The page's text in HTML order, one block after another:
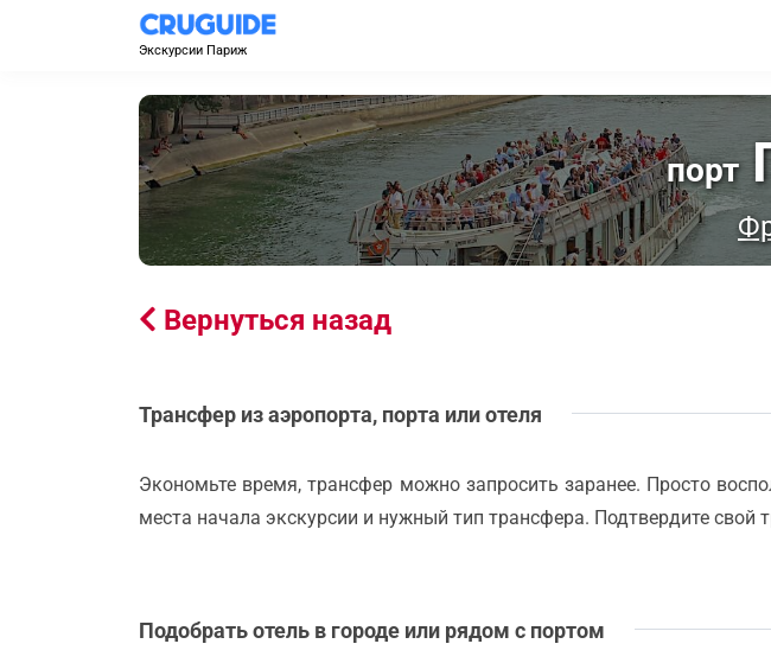
Экскурсии Париж
порт
Вернуться назад
Трансфер из аэропорта, порта или отеля
Экономьте время, трансфер можно запросить заранее. Просто
места начала экскурсии и нужный тип трансфера. Подтвердите свой
Подобрать отель в городе или рядом с портом